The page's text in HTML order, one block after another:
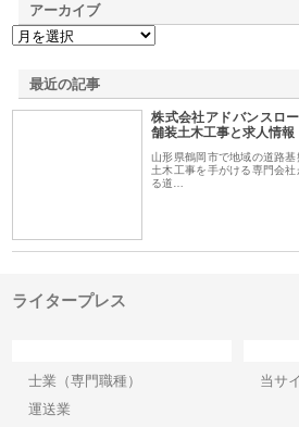
アーカイブ
最近の記事
株式会社アドバンスロ
舗装土木工事と求人情報
山形県鶴岡市で地域の道路
土木工事を手がける専門会
る道…
ライタープレス
士業（専門職種）
運送業
当サ